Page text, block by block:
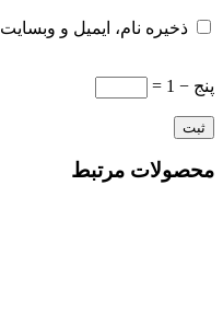
ذخیره نام، ایمیل و
پنج − 1 =
محصولات مرتبط